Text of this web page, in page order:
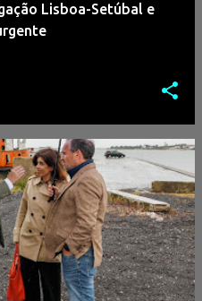
Lisboa-Setúbal e